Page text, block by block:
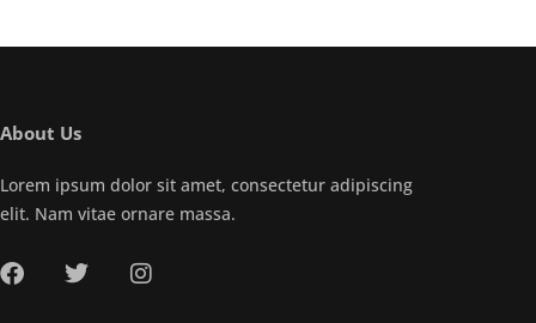
About Us
Lorem ipsum dolor sit amet, consectetur adipiscing
elit. Nam vitae ornare massa.